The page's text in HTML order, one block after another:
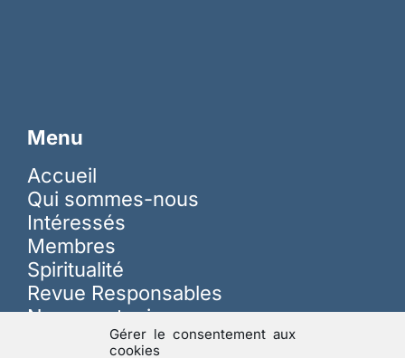
Gérer le consentement aux
cookies
Menu
Accueil
Qui sommes-nous
Intéressés
Membres
Spiritualité
Revue Responsables
Nous soutenir